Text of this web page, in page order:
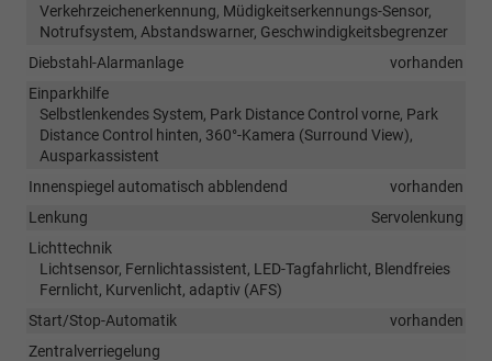
Verkehrzeichenerkennung, Müdigkeitserkennungs-Sensor,
Notrufsystem, Abstandswarner, Geschwindigkeitsbegrenzer
Diebstahl-Alarmanlage
vorhanden
Einparkhilfe
Selbstlenkendes System, Park Distance Control vorne, Park
Distance Control hinten, 360°-Kamera (Surround View),
Ausparkassistent
Innenspiegel automatisch abblendend
vorhanden
Lenkung
Servolenkung
Lichttechnik
Lichtsensor, Fernlichtassistent, LED-Tagfahrlicht, Blendfreies
Fernlicht, Kurvenlicht, adaptiv (AFS)
Start/Stop-Automatik
vorhanden
Zentralverriegelung